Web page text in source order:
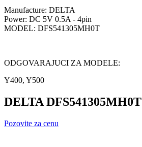
Manufacture: DELTA
Power: DC 5V 0.5A - 4pin
MODEL: DFS541305MH0T
ODGOVARAJUCI ZA MODELE:
Y400, Y500
DELTA DFS541305MH0T
Pozovite za cenu